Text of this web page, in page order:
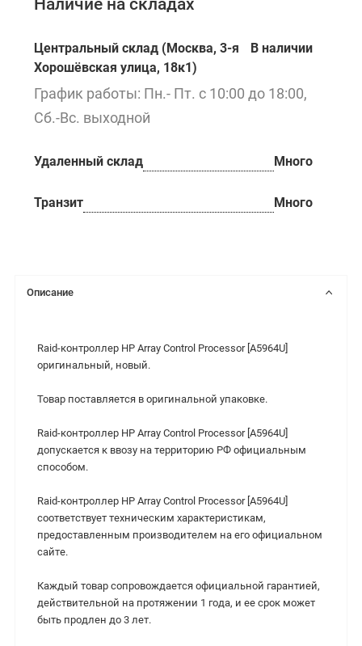
Наличие на складах
Центральный склад (Москва, 3-я
Хорошёвская улица, 18к1)
В наличии
График работы: Пн.- Пт. с 10:00 до 18:00,
Сб.-Вс. выходной
Удаленный склад Много
Транзит Много
Описание
Raid-контроллер HP Array Control Processor [A5964U]
оригинальный, новый.
Товар поставляется в оригинальной упаковке.
Raid-контроллер HP Array Control Processor [A5964U]
допускается к ввозу на территорию РФ официальным
способом.
Raid-контроллер HP Array Control Processor [A5964U]
cоответствует техническим характеристикам,
предоставленным производителем на его официальном
сайте.
Каждый товар сопровождается официальной гарантией,
действительной на протяжении 1 года, и ее срок может
быть продлен до 3 лет.